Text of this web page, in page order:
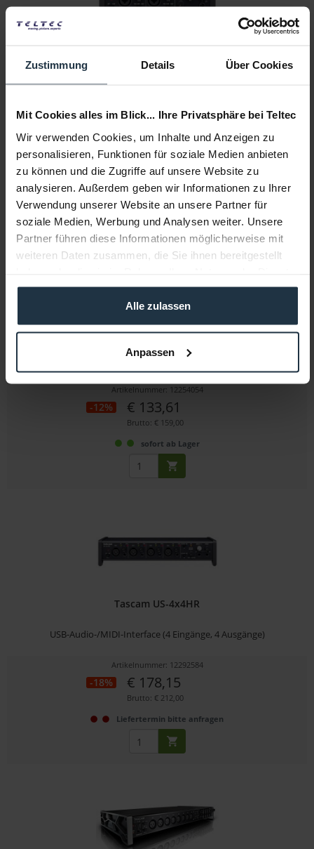
Zustimmung Details Über Cookies
Mit Cookies alles im Blick... Ihre Privatsphäre bei Teltec
Wir verwenden Cookies, um Inhalte und Anzeigen zu
personalisieren, Funktionen für soziale Medien anbieten
zu können und die Zugriffe auf unsere Website zu
analysieren. Außerdem geben wir Informationen zu Ihrer
Verwendung unserer Website an unsere Partner für
soziale Medien, Werbung und Analysen weiter. Unsere
Partner führen diese Informationen möglicherweise mit
weiteren Daten zusammen, die Sie ihnen bereitgestellt
gesammelt haben.
Alle zulassen
Anpassen
USB-Audio-/MIDI-Interface (2 Eingänge, 2 Ausgänge)
Artikelnummer: 12292562
-15% € 121,01
1-2 Wochen ab Bestellung
Tascam DR-60DMK2
portabler PCM Audiorecorder für DSLR Camcorder
Artikelnummer: 12254054
-12% € 133,61
Brutto: € 159,00
sofort ab Lager
Tascam US-4x4HR
USB-Audio-/MIDI-Interface (4 Eingänge, 4 Ausgänge)
Artikelnummer: 12292584
-18% € 178,15
Brutto: € 212,00
Liefertermin bitte anfragen